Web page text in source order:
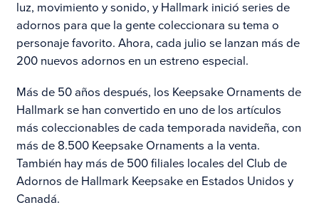
luz, movimiento y sonido, y Hallmark inició series de
adornos para que la gente coleccionara su tema o
personaje favorito. Ahora, cada julio se lanzan más de
200 nuevos adornos en un estreno especial.
Más de 50 años después, los Keepsake Ornaments de
Hallmark se han convertido en uno de los artículos
más coleccionables de cada temporada navideña, con
más de 8.500 Keepsake Ornaments a la venta.
También hay más de 500 filiales locales del Club de
Adornos de Hallmark Keepsake en Estados Unidos y
Canadá.